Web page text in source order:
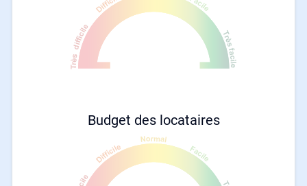
Budget des locataires